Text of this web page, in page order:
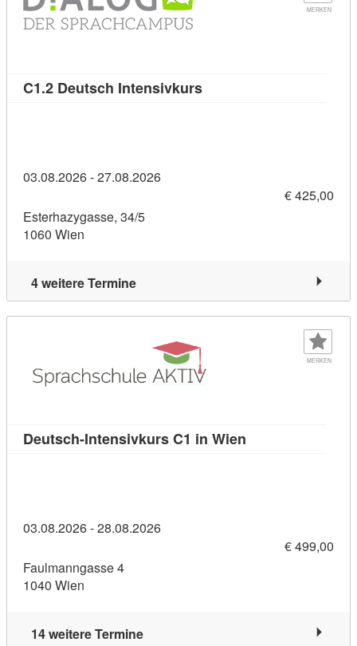
MERKEN
C1.2 Deutsch IntensivkursKursdetail: C1.2
03.08.2026 - 27.08.2026
€ 425,00
Esterhazygasse, 34/5
1060 Wien
4 weitere Termine
MERKEN
Deutsch-Intensivkurs C1 in Wien
03.08.2026 - 28.08.2026
€ 499,00
Faulmanngasse 4
1040 Wien
14 weitere Termine